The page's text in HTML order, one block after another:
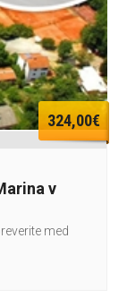
324,00€
v
med